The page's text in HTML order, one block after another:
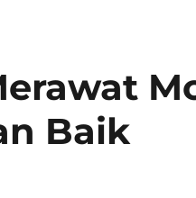
Baik